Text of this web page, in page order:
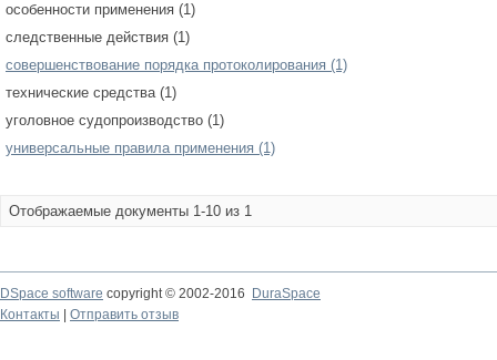
особенности применения (1)
следственные действия (1)
совершенствование порядка протоколирования (1)
технические средства (1)
уголовное судопроизводство (1)
универсальные правила применения (1)
Отображаемые документы 1-10 из 1
DSpace software copyright © 2002-2016
DuraSpace
Контакты
Отправить отзыв